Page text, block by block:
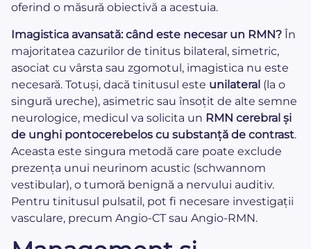
oferind o măsură obiectivă a acestuia.
Imagistica avansată: când este necesar un RMN? În
majoritatea cazurilor de tinitus bilateral, simetric,
asociat cu vârsta sau zgomotul, imagistica nu este
necesară. Totuși, dacă tinitusul este unilateral (la o
singură ureche), asimetric sau însoțit de alte semne
neurologice, medicul va solicita un RMN cerebral și
de unghi pontocerebelos cu substanță de contrast.
Aceasta este singura metodă care poate exclude
prezența unui neurinom acustic (schwannom
vestibular), o tumoră benignă a nervului auditiv.
Pentru tinitusul pulsatil, pot fi necesare investigații
vasculare, precum Angio-CT sau Angio-RMN.